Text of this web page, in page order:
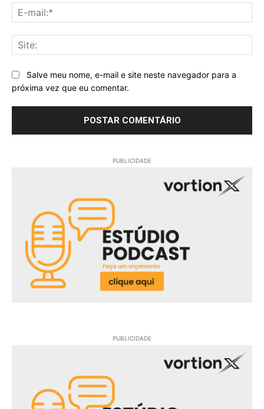
Salve meu nome, e-mail e site neste navegador para a
próxima vez que eu comentar.
PUBLICIDADE
PUBLICIDADE